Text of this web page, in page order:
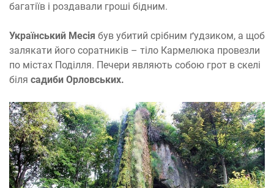
багатіїв і роздавали гроші бідним.
Український Месія був убитий срібним ґудзиком, а щоб
залякати його соратників – тіло Кармелюка провезли
по містах Поділля. Печери являють собою грот в скелі
біля садиби Орловських.